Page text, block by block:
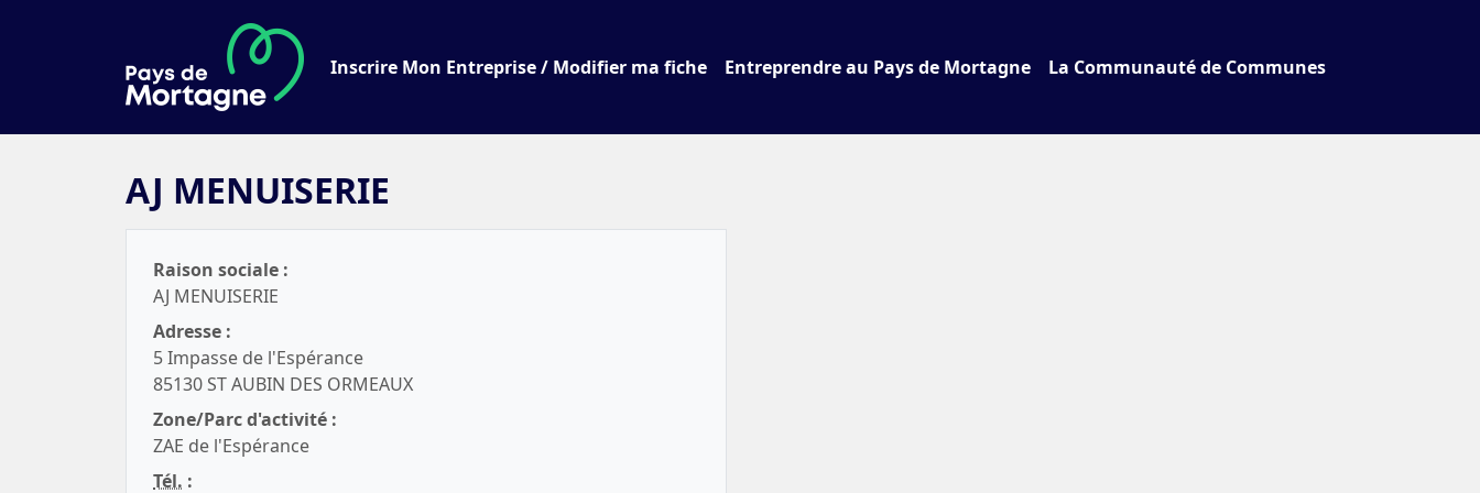
Inscrire Mon Entreprise / Modifier ma fiche Entreprendre au Pays de Mortagne La Communauté de Communes
AJ MENUISERIE
Raison sociale :
AJ MENUISERIE
Adresse :
5 Impasse de l'Espérance
85130 ST AUBIN DES ORMEAUX
Zone/Parc d'activité :
ZAE de l'Espérance
Tél. :